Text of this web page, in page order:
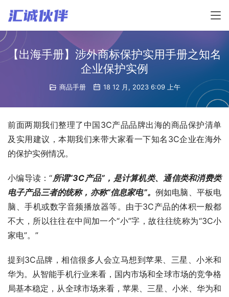
【出海手册】涉外商标保护实用手册之知名
企业保护实例
商品手册 18 12 月, 2023 6:09 上午
前面两期我们整理了中国3C产品品牌出海的商品保护清单
及实用建议，本期我们来带大家看一下知名3C企业在海外
的保护实例情况。
小编导读：“所谓“3C产品”，是计算机类、通信类和消费类
电子产品三者的统称，亦称“信息家电”。 例如电脑、平板电
脑、手机或数字音频播放器等。由于3C产品的体积一般都
不大，所以往往在中间加一个“小”字，故往往统称为“3C小
家电”。”
提到3C品牌，相信很多人会立马想到苹果、三星、小米和
华为。从智能手机行业来看，国内市场和全球市场的竞争格
局基本稳定，从全球市场来看，苹果、三星、小米、华为和